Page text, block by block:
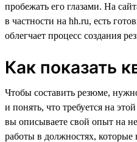
пробежать его глазами. На
в частности на hh.ru, есть
облегчает процесс создания
Как показать
Чтобы составить резюме,
и понять, что требуется на
вы описываете свой опыт на
работы в должностях,